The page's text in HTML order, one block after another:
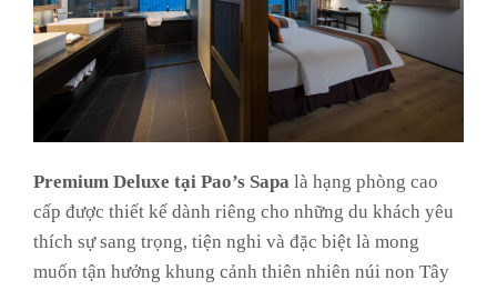
Premium Deluxe tại Pao’s Sapa là hạng phòng cao
cấp được thiết kế dành riêng cho những du khách yêu
thích sự sang trọng, tiện nghi và đặc biệt là mong
muốn tận hưởng khung cảnh thiên nhiên núi non Tây